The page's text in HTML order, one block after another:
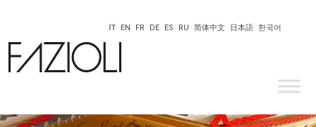
한국어
日本語
IT EN FR DE ES RU 简体中文